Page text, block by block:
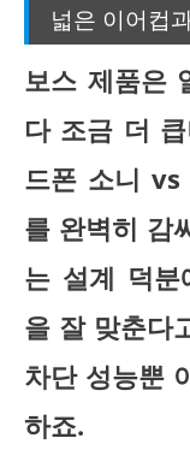
넓은 이어컵
보스 제품은
다 조금 더
드폰 소니 vs
를 완벽히 감
는 설계 덕분
을 잘 맞춘다
차단 성능뿐
하죠.